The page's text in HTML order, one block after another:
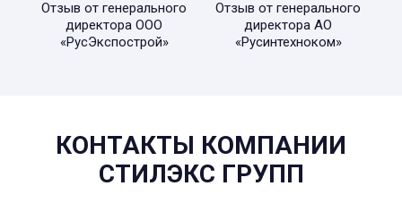
Отзыв от генерального
директора ООО
«РусЭкспострой»
Отзыв от генерального
директора АО
«Русинтехноком»
КОНТАКТЫ КОМПАНИИ
СТИЛЭКС ГРУПП